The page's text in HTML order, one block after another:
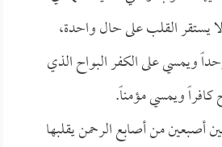
يستقر القلب على حال واحدة،
ويمسي على الكفر البواح الذي
ويمسي مؤمناً.
أصبعين من أصابع الرحمن يقلبها